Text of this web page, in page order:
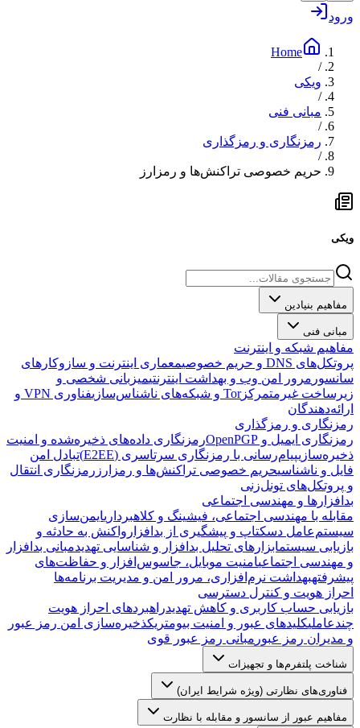
ورود
Home
/
ویکی
/
مبانی فنی
/
رمزنگاری و رمزگذاری
/
حریم خصوصی تراکنش‌ها و رمزارز
ویکی
مفاهیم بنیادین
مبانی فنی
مفاهیم شبکه و اینترنت
پروتکل‌های DNS و حریم خصوصی
معماری اینترنت و سازوکارهای
سانسور مرور امن وب و بهداشت اینترنتیمیزبانی شخصی و
زیرساخت غیرمتمرکزTor و شبکه‌های ناشناس‌سازی
فناوری VPN و
ارائه‌دهندگان
رمزنگاری و رمزگذاری
رمزنگاری ایمیل و OpenPGP
رمزنگاری داده‌های ذخیره‌شده و امنیت
ذخیره‌سازیپیام‌رسانی با رمزنگاری سرتاسری (E2EE)
تبادل امن
فایل و ناشناسیحریم خصوصی تراکنش‌ها و رمزارز رمزنگاری انتقال
و پروتکل‌های تونل‌زنی
بدافزارها و مهندسی اجتماعی
مقابله با مهندسی اجتماعی، فیشینگ و کلاهبرداریایمن‌سازی
سیستم‌عامل دسکتاپ و پیشگیری از بدافزار واکنش به حادثه و
بازیابی سیستمابزارهای تحلیل بدافزار و شناسایی تهدیدمبانی بدافزار
و مهندسی اجتماعیامنیت موبایل، جاسوس‌افزار و حفاظت‌های
پیشرفتهبهداشت نرم‌افزاری، مرور امن و مدیریت برنامه‌ها
احراز هویت و کنترل دسترسی
بازیابی حساب کاربری و کاهش تهدیدراهبردهای احراز هویت
چندعاملیکلیدهای عبور و امنیت بیومتریکذخیره‌سازی امن رمز عبور
و مدیران رمز عبور مبانی رمز عبور قوی
شناخت پلتفرم‌ها و تجهیزات
فناوری‌های نظارتی (ویژه شرایط ایران)
مفاهیم عبور از سانسور و مقابله با نظارت